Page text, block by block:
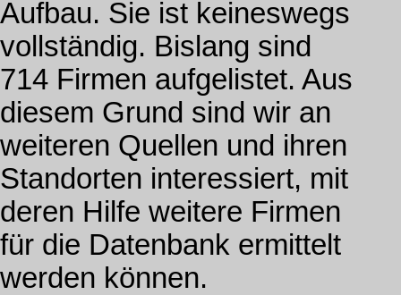
Aufbau. Sie ist keineswegs
vollständig. Bislang sind
714 Firmen aufgelistet. Aus
diesem Grund sind wir an
weiteren Quellen und ihren
Standorten interessiert, mit
deren Hilfe weitere Firmen
für die Datenbank ermittelt
werden können.